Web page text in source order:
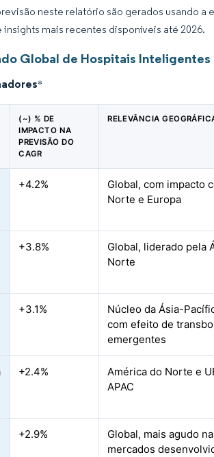
neste relatório são gerados usando
mais recentes disponíveis até 2026.
Global de Hospitais Inteligentes
*
(~) % DE
IMPACTO NA
PREVISÃO DO
CAGR
RELEVÂNCIA
+4.2%
Global, com impacto
Norte e Europa
+3.8%
Global, liderado pela
Norte
+3.1%
Núcleo da Ásia-
com efeito de
emergentes
+2.4%
América do Norte e
APAC
+2.9%
Global, mais agudo
mercados